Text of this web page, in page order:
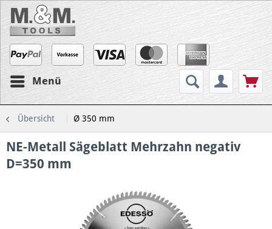
Menü
Übersicht Ø 350 mm
NE-Metall Sägeblatt Mehrzahn negativ
D=350 mm